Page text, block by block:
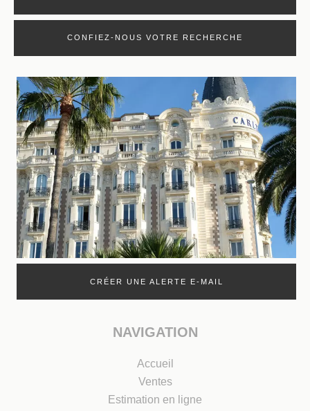
CONFIEZ-NOUS VOTRE RECHERCHE
CRÉER UNE ALERTE E-MAIL
NAVIGATION
Accueil
Ventes
Estimation en ligne